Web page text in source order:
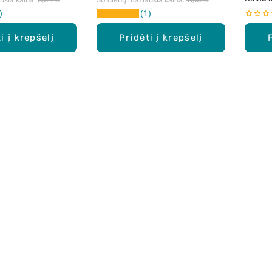
į krepšelį Pridėti į krepšelį
1